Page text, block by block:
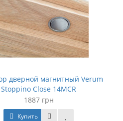
дверной магнитный Verum
Stoppino Close 14MCR
1887 грн
Купить